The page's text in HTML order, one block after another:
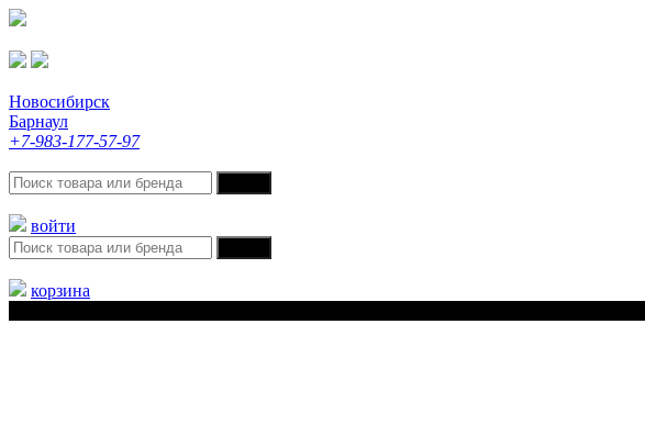
Новосибирск
Барнаул
+7-983-177-57-97
войти
корзина